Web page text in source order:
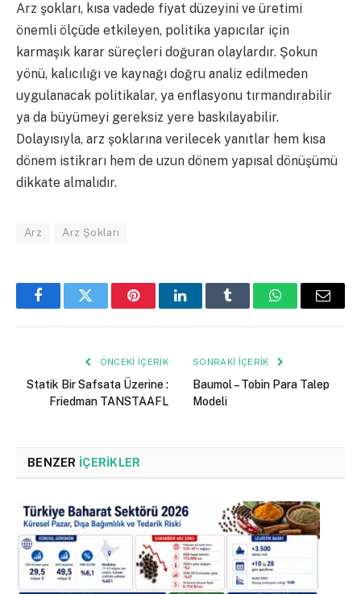
Arz şokları, kısa vadede fiyat düzeyini ve üretimi
önemli ölçüde etkileyen, politika yapıcılar için
karmaşık karar süreçleri doğuran olaylardır. Şokun
yönü, kalıcılığı ve kaynağı doğru analiz edilmeden
uygulanacak politikalar, ya enflasyonu tırmandırabilir
ya da büyümeyi gereksiz yere baskılayabilir.
Dolayısıyla, arz şoklarına verilecek yanıtlar hem kısa
dönem istikrarı hem de uzun dönem yapısal dönüşümü
dikkate almalıdır.
Arz Arz Şokları
FacebookTwitter PinterestLinkedInTumblr WhatsAppEmail
ÖNCEKI İÇERIK
Statik Bir Safsata Üzerine :
Friedman TANSTAAFL
SONRAKI İÇERIK
Baumol – Tobin Para Talep
Modeli
BENZER İÇERIKLER